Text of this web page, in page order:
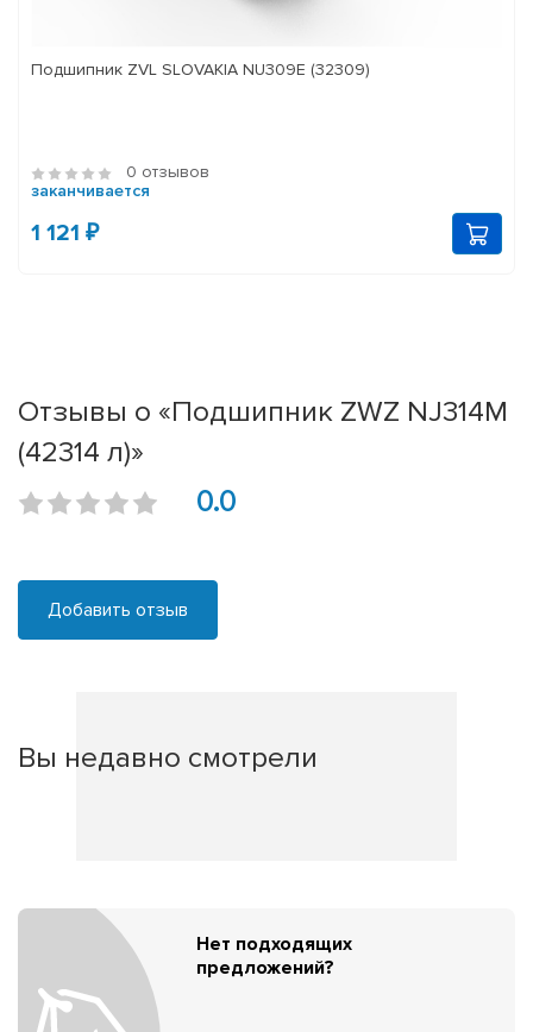
Подшипник ZVL SLOVAKIA NU309E (32309)
0 отзывов
заканчивается
1 121 ₽
Отзывы о «Подшипник ZWZ NJ314M
(42314 л)»
0.0
Добавить отзыв
Вы недавно смотрели
Нет подходящих
предложений?